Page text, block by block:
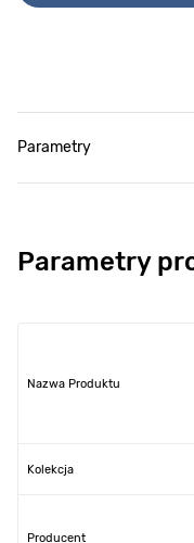
Parametry
Parametry
Nazwa Produktu
Kolekcja
Producent